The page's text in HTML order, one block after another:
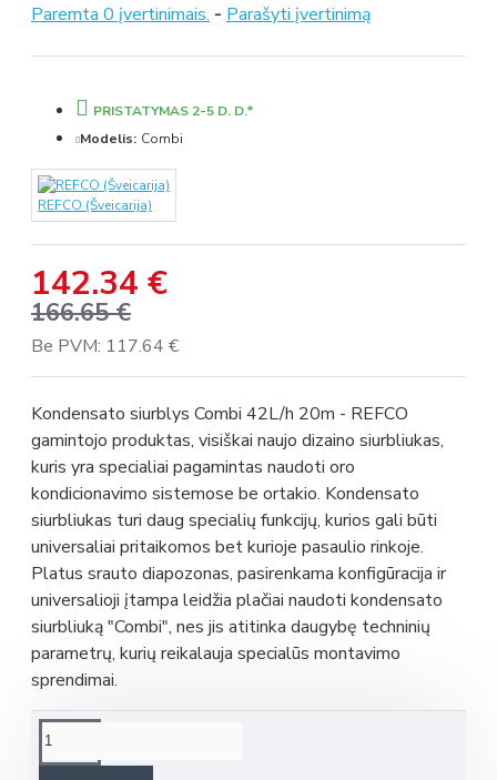
Paremta 0 įvertinimais. - Parašyti įvertinimą
142.34 €
166.65 €
Be PVM: 117.64 €
PRISTATYMAS 2-5 D. D.*
Modelis: Combi
REFCO (Šveicarija)
Kondensato siurblys Combi 42L/h 20m - REFCO
gamintojo produktas, visiškai naujo dizaino siurbliukas,
kuris yra specialiai pagamintas naudoti oro
kondicionavimo sistemose be ortakio. Kondensato
siurbliukas turi daug specialių funkcijų, kurios gali būti
universaliai pritaikomos bet kurioje pasaulio rinkoje.
Platus srauto diapozonas, pasirenkama konfigūracija ir
universalioji įtampa leidžia plačiai naudoti kondensato
siurbliuką "Combi", nes jis atitinka daugybę techninių
parametrų, kurių reikalauja specialūs montavimo
sprendimai.